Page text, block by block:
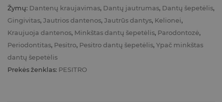
Žymų: Dantenų kraujavimas, Dantų jautrumas, Dantų šepetėlis,
Gingivitas, Jautrios dantenos, Jautrūs dantys, Kelionei,
Kraujuoja dantenos, Minkštas dantų šepetėlis, Parodontozė,
Periodontitas, Pesitro, Pesitro dantų šepetėlis, Ypač minkštas
dantų šepetėlis
Prekės ženklas: PESITRO